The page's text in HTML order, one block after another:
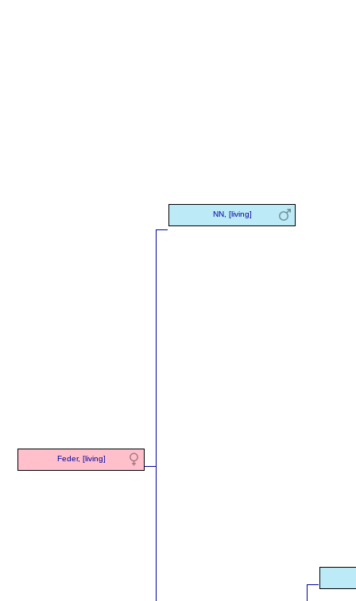
Feder, [living]
NN, [living]